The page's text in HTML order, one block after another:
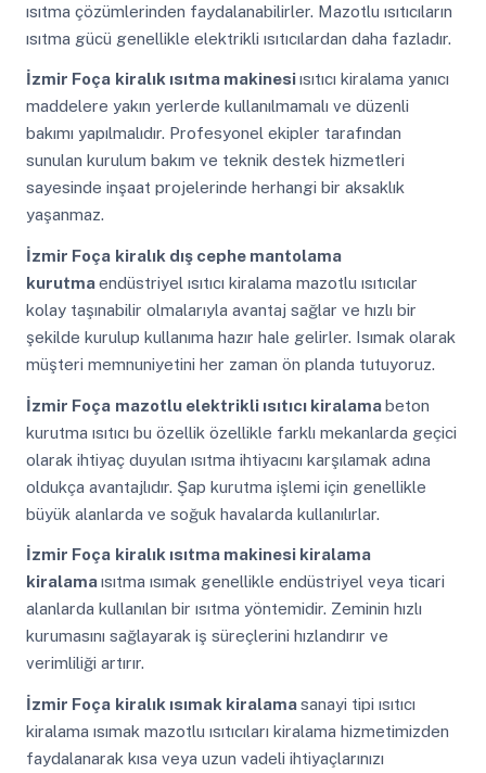
ısıtma çözümlerinden faydalanabilirler. Mazotlu ısıtıcıların
ısıtma gücü genellikle elektrikli ısıtıcılardan daha fazladır.
İzmir Foça kiralık ısıtma makinesiısıtıcı kiralama yanıcı
maddelere yakın yerlerde kullanılmamalı ve düzenli
bakımı yapılmalıdır. Profesyonel ekipler tarafından
sunulan kurulum bakım ve teknik destek hizmetleri
sayesinde inşaat projelerinde herhangi bir aksaklık
yaşanmaz.
İzmir Foça kiralık dış cephe mantolama
kurutmaendüstriyel ısıtıcı kiralama mazotlu ısıtıcılar
kolay taşınabilir olmalarıyla avantaj sağlar ve hızlı bir
şekilde kurulup kullanıma hazır hale gelirler. Isımak olarak
müşteri memnuniyetini her zaman ön planda tutuyoruz.
İzmir Foça mazotlu elektrikli ısıtıcı kiralamabeton
kurutma ısıtıcı bu özellik özellikle farklı mekanlarda geçici
olarak ihtiyaç duyulan ısıtma ihtiyacını karşılamak adına
oldukça avantajlıdır. Şap kurutma işlemi için genellikle
büyük alanlarda ve soğuk havalarda kullanılırlar.
İzmir Foça kiralık ısıtma makinesi kiralama
kiralamaısıtma ısımak genellikle endüstriyel veya ticari
alanlarda kullanılan bir ısıtma yöntemidir. Zeminin hızlı
kurumasını sağlayarak iş süreçlerini hızlandırır ve
verimliliği artırır.
İzmir Foça kiralık ısımak kiralamasanayi tipi ısıtıcı
kiralama ısımak mazotlu ısıtıcıları kiralama hizmetimizden
faydalanarak kısa veya uzun vadeli ihtiyaçlarınızı